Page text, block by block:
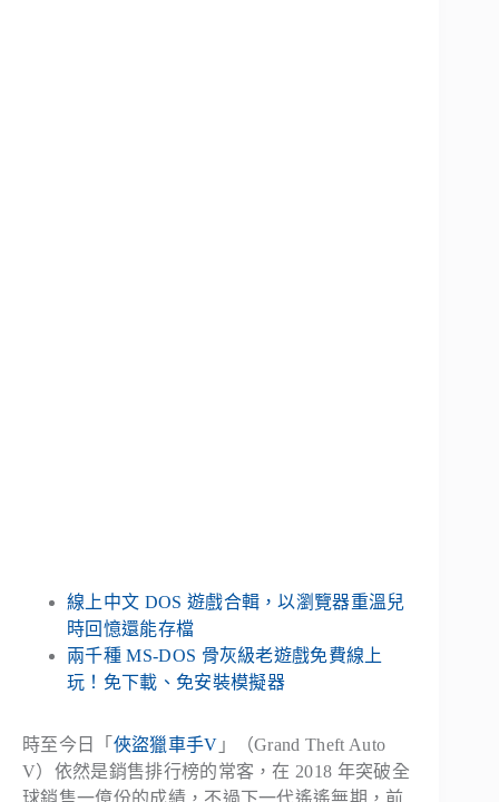
線上中文 DOS 遊戲合輯，以瀏覽器重溫兒
時回憶還能存檔
兩千種 MS-DOS 骨灰級老遊戲免費線上
玩！免下載、免安裝模擬器
時至今日「 俠盜獵車手V 」（Grand Theft Auto
V）依然是銷售排行榜的常客，在 2018 年突破全